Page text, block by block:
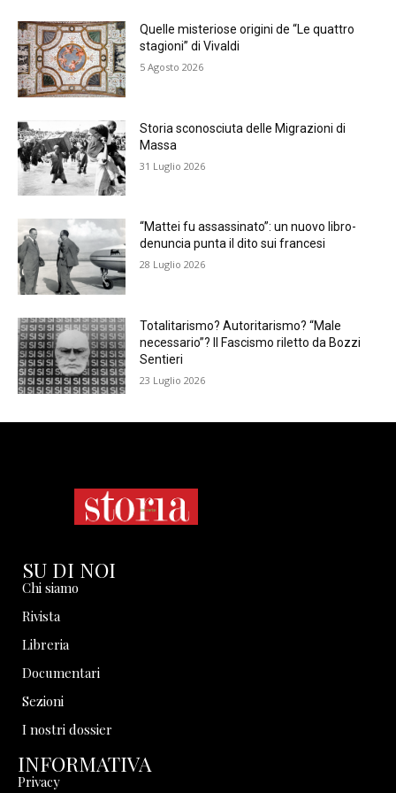
Quelle misteriose origini de “Le quattro
stagioni” di Vivaldi
5 Agosto 2026
Storia sconosciuta delle Migrazioni di
Massa
31 Luglio 2026
“Mattei fu assassinato”: un nuovo libro-
denuncia punta il dito sui francesi
28 Luglio 2026
Totalitarismo? Autoritarismo? “Male
necessario”? Il Fascismo riletto da Bozzi
Sentieri
23 Luglio 2026
SU DI NOI
Chi siamo
Rivista
Libreria
Documentari
Sezioni
I nostri dossier
INFORMATIVA
Privacy